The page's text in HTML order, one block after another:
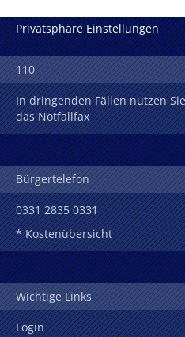
Privatsphäre Einstellungen
110
In dringenden Fällen nutzen
das Notfallfax
Bürgertelefon
0331 2835 0331
* Kostenübersicht
Wichtige Links
Login